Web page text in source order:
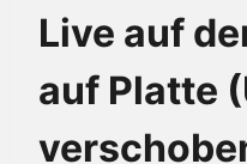
Live auf
auf Platte